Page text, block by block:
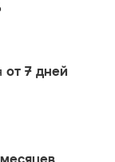
от 7 дней